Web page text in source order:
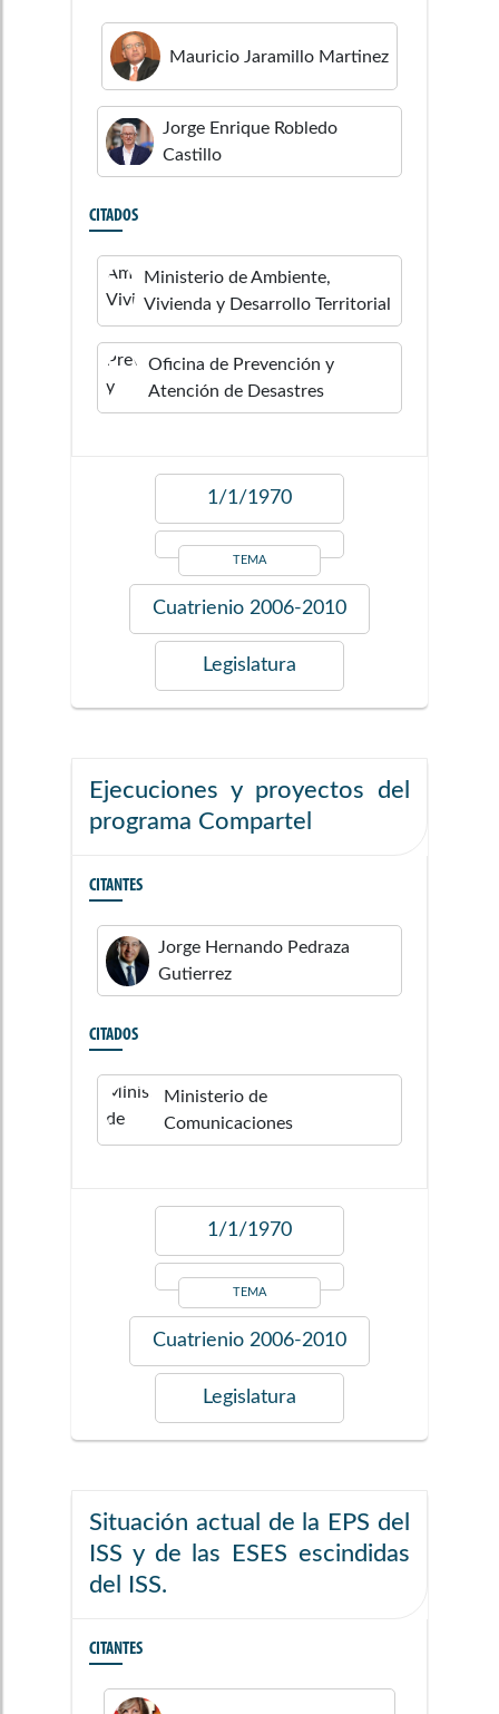
Mauricio Jaramillo Martinez
Jorge Enrique Robledo
Castillo
CITADOS
Ministerio de Ambiente,
Vivienda y Desarrollo Territorial
Oficina de Prevención y
Atención de Desastres
1/1/1970
TEMA
Cuatrienio 2006-2010
Legislatura
Ejecuciones y proyectos del
programa Compartel
CITANTES
Jorge Hernando Pedraza
Gutierrez
CITADOS
Ministerio de
Comunicaciones
1/1/1970
TEMA
Cuatrienio 2006-2010
Legislatura
Situación actual de la EPS del
ISS y de las ESES escindidas
del ISS.
CITANTES